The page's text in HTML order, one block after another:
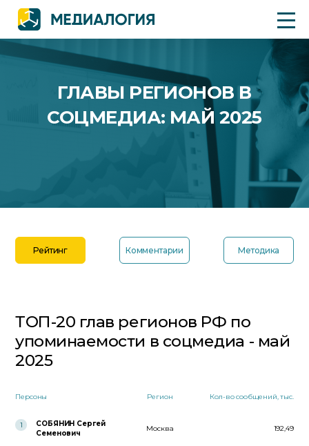
ГЛАВЫ РЕГИОНОВ В
СОЦМЕДИА: МАЙ 2025
Рейтинг Комментарии Методика
ТОП-20 глав регионов РФ по
упоминаемости в соцмедиа - май
2025
Персоны Регион Кол-во сообщений, тыс.
1
СОБЯНИН Сергей
Семенович
Москва 192,49